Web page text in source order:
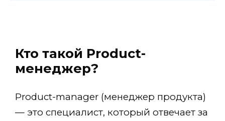
Кто такой Product-
менеджер?
Product-manager (менеджер продукта)
— это специалист, который отвечает за